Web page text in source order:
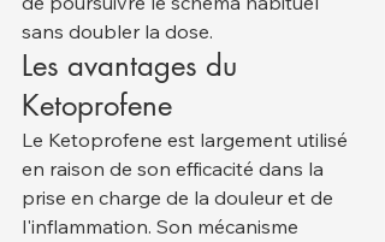
sans doubler la dose.
Les avantages du
Ketoprofene
Le Ketoprofene est largement utilisé
en raison de son efficacité dans la
prise en charge de la douleur et de
l'inflammation. Son mécanisme